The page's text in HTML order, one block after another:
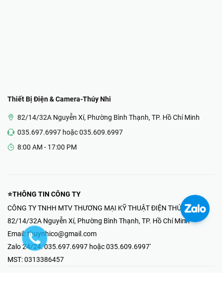
Thiết Bị Điện & Camera-Thúy Nhi
82/14/32A Nguyễn Xí, Phường Bình Thạnh, TP. Hồ Chí Minh
035.697.6997 hoặc 035.609.6997
8:00 AM - 17:00 PM
⭐THÔNG TIN CÔNG TY
CÔNG TY TNHH MTV THƯƠNG MẠI KỸ THUẬT ĐIỆN THÚY NHI
82/14/32A Nguyễn Xí, Phường Bình Thạnh, TP. Hồ Chí Minh
Email: thuynhico@gmail.com
Zalo 24/24:035.697.6997 hoặc 035.609.6997'
MST:0313386457